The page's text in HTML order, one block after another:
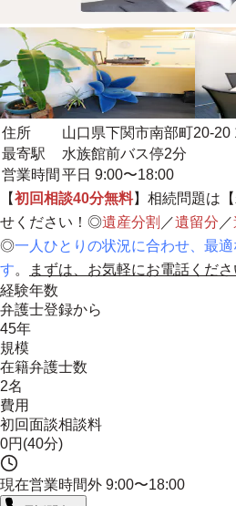
住所
山口県下関市南部町20-20
最寄駅
水族館前バス停2分
営業時間 平日 9:00〜18:00
【初回相談40分無料】相続問題は
せください！◎遺産分割 ／遺留分 ／
◎一人ひとりの状況に合わせ、最
す。 まずは、お気軽にお電話くださ
経験年数
弁護士登録から
45年
規模
在籍弁護士数
2名
費用
初回面談相談料
0円(40分)
現在営業時間外 9:00〜18:00